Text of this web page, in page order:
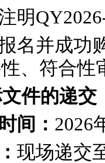
明
名并成功
、符合性
件的递交
间： 2026
现场递交